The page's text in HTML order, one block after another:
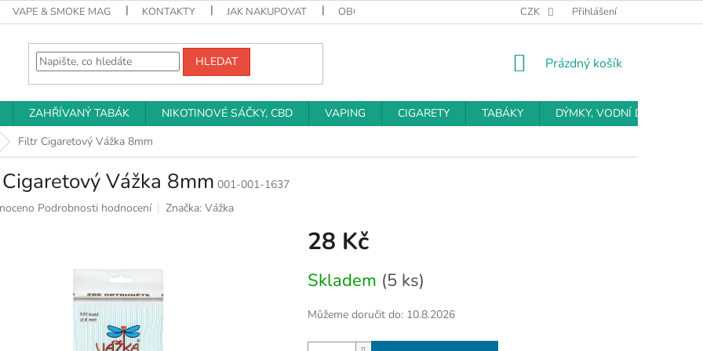
VAPE & SMOKE MAG KONTAKTY JAK NAKUPOVAT OBCHODNÍ PODMÍNKY PODMÍNKY OCHRANY OSOBNÍCH ÚDAJŮ
CZK Přihlášení
HLEDAT
NÁKUPNÍ
Prázdný košík
ZAHŘÍVANÝ TABÁK NIKOTINOVÉ SÁČKY, CBD VAPING CIGARETY TABÁKY
DÝMKY, VODNÍ DÝMKY
Filtr Cigaretový Vážka 8mm
Vážka 8mm 001-001-1637
Podrobnosti hodnocení Značka: Vážka
28 Kč
cena:
Skladem (5 ks)
Můžeme doručit do: 10.8.2026